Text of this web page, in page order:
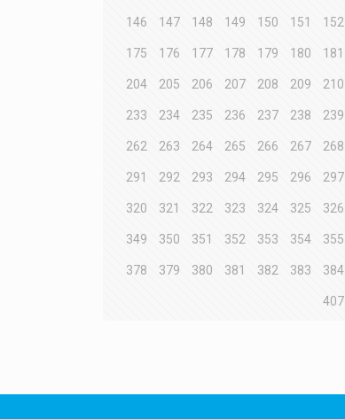
146 147 148 149 150 151 152
175 176 177 178 179 180 181
204 205 206 207 208 209 210
233 234 235 236 237 238 239
262 263 264 265 266 267 268
291 292 293 294 295 296 297
320 321 322 323 324 325 326
349 350 351 352 353 354 355
378 379 380 381 382 383 384
407